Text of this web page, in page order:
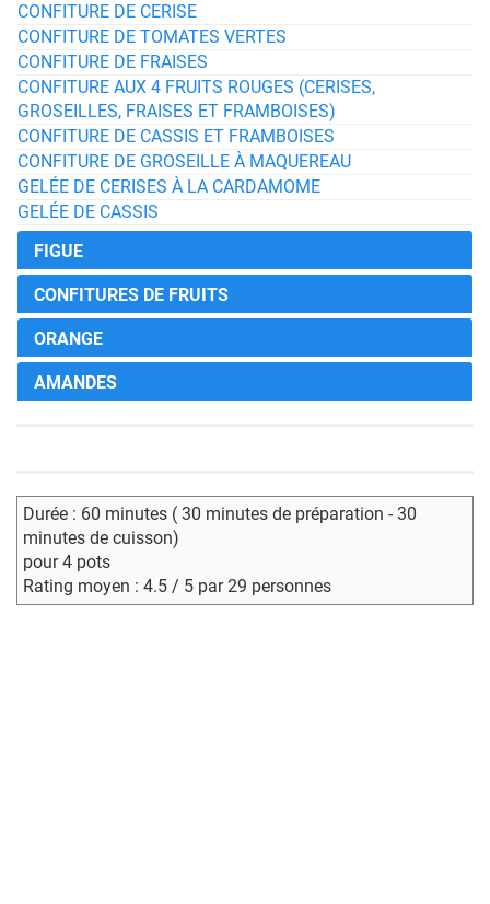
CONFITURE DE CERISE
CONFITURE DE TOMATES VERTES
CONFITURE DE FRAISES
CONFITURE AUX 4 FRUITS ROUGES (CERISES,
GROSEILLES, FRAISES ET FRAMBOISES)
CONFITURE DE CASSIS ET FRAMBOISES
CONFITURE DE GROSEILLE À MAQUEREAU
GELÉE DE CERISES À LA CARDAMOME
GELÉE DE CASSIS
FIGUE
CONFITURES DE FRUITS
ORANGE
AMANDES
Durée : 60 minutes ( 30 minutes de préparation - 30
minutes de cuisson)
pour 4 pots
Rating moyen : 4.5 / 5 par 29 personnes